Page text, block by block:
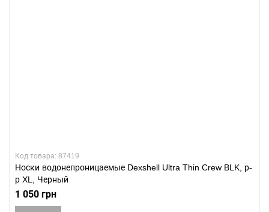
Код товара: 87419
Носки водонепроницаемые Dexshell Ultra Thin Crew BLK, р-
р XL, Черный
1 050 грн